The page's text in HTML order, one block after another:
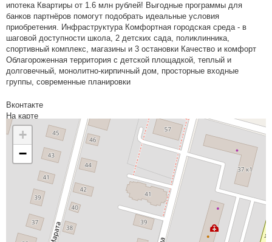
ипотека Квартиры от 1.6 млн рублей! Выгодные программы для
банков партнёров помогут подобрать идеальные условия
приобретения. Инфраструктура Комфортная городская среда - в
шаговой доступности школа, 2 детских сада, поликлинника,
спортивный комплекс, магазины и 3 остановки Качество и комфорт
Облагороженная территория с детской площадкой, теплый и
долговечный, монолитно-кирпичный дом, просторные входные
группы, современные планировки
Вконтакте
На карте
+
−